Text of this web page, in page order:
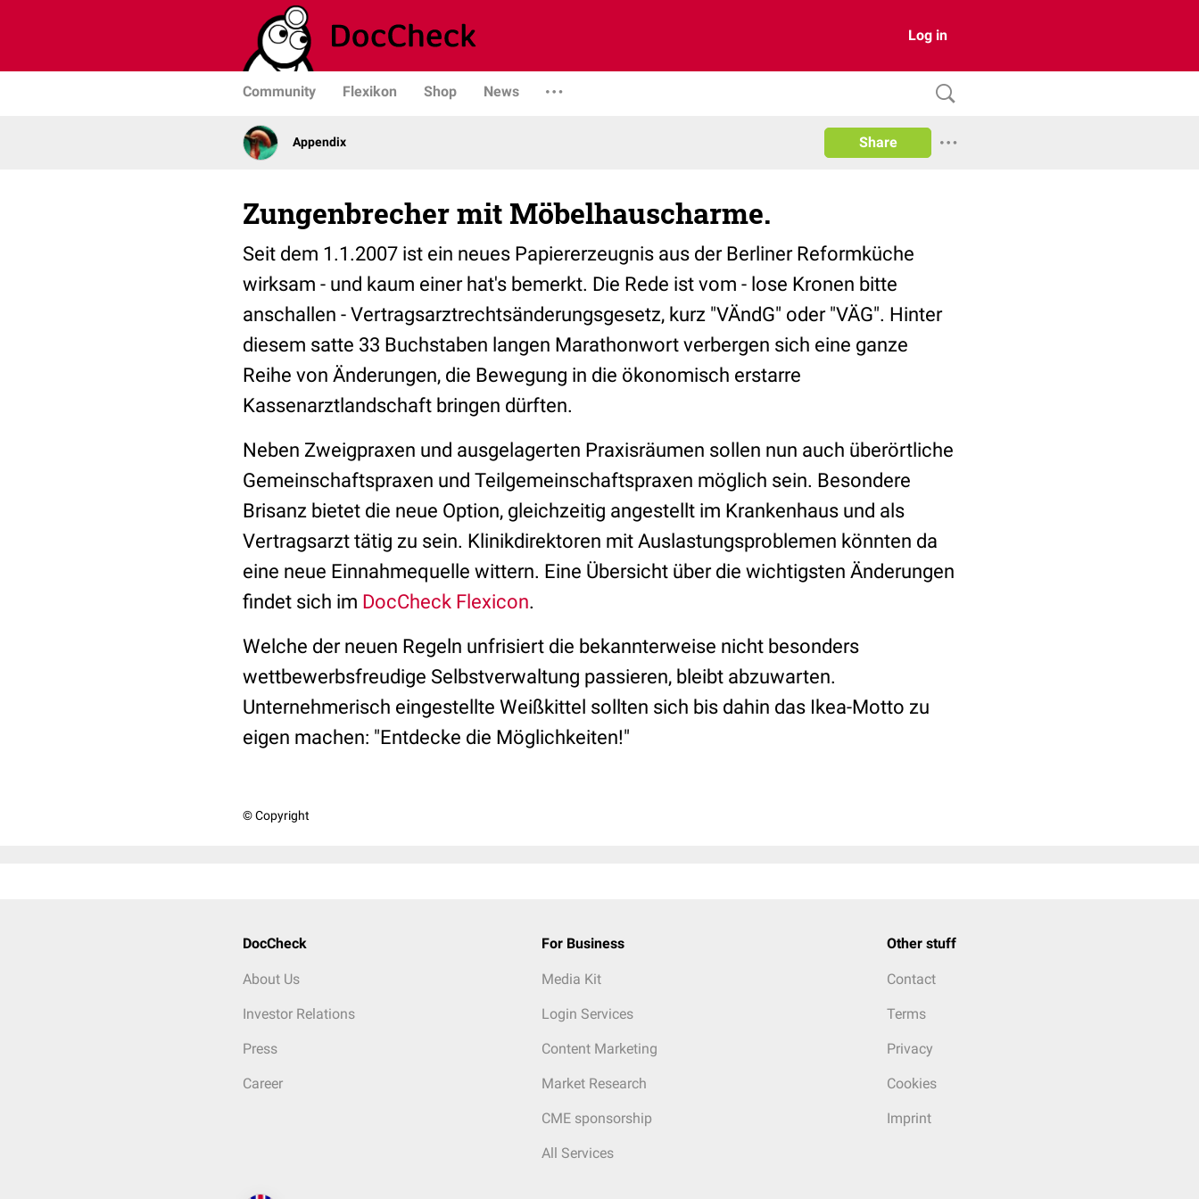
Log in
Community Flexikon Shop News
Appendix Share
Zungenbrecher mit Möbelhauscharme.
Seit dem 1.1.2007 ist ein neues Papiererzeugnis aus der Berliner Reformküche
wirksam - und kaum einer hat's bemerkt. Die Rede ist vom - lose Kronen bitte
anschallen - Vertragsarztrechtsänderungsgesetz, kurz "VÄndG" oder "VÄG". Hinter
diesem satte 33 Buchstaben langen Marathonwort verbergen sich eine ganze
Reihe von Änderungen, die Bewegung in die ökonomisch erstarre
Kassenarztlandschaft bringen dürften.
Neben Zweigpraxen und ausgelagerten Praxisräumen sollen nun auch überörtliche
Gemeinschaftspraxen und Teilgemeinschaftspraxen möglich sein. Besondere
Brisanz bietet die neue Option, gleichzeitig angestellt im Krankenhaus und als
Vertragsarzt tätig zu sein. Klinikdirektoren mit Auslastungsproblemen könnten da
eine neue Einnahmequelle wittern. Eine Übersicht über die wichtigsten Änderungen
findet sich im DocCheck Flexicon.
Welche der neuen Regeln unfrisiert die bekannterweise nicht besonders
wettbewerbsfreudige Selbstverwaltung passieren, bleibt abzuwarten.
Unternehmerisch eingestellte Weißkittel sollten sich bis dahin das Ikea-Motto zu
eigen machen: "Entdecke die Möglichkeiten!"
© Copyright
DocCheck
About Us
Investor Relations
Press
Career
For Business
Media Kit
Login Services
Content Marketing
Market Research
CME sponsorship
All Services
Other stuff
Contact
Terms
Privacy
Cookies
Imprint